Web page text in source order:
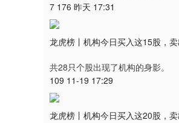
7 176 昨天 17:31
龙虎榜丨机构今日买入这15股，
共28只个股出现了机构的身影。
109 11-19 17:29
龙虎榜丨机构今日买入这20股，